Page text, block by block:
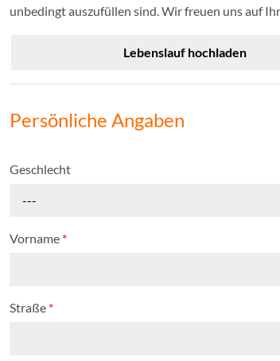
unbedingt auszufüllen sind. Wir freuen uns auf
Lebenslauf hochladen
Persönliche Angaben
Geschlecht
---
Vorname *
Straße *